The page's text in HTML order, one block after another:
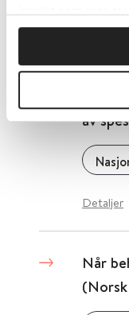
Når
av
Detaljer
Når